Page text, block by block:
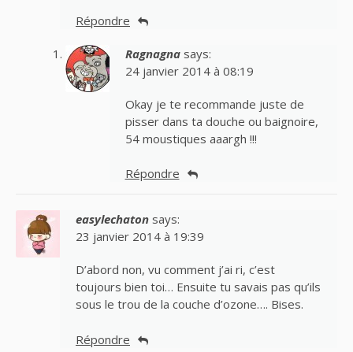
Répondre
Ragnagna says:
24 janvier 2014 à 08:19
Okay je te recommande juste de
pisser dans ta douche ou baignoire,
54 moustiques aaargh !!!
Répondre
easylechaton says:
23 janvier 2014 à 19:39
D’abord non, vu comment j’ai ri, c’est
toujours bien toi… Ensuite tu savais pas qu’ils
sous le trou de la couche d’ozone…. Bises.
Répondre